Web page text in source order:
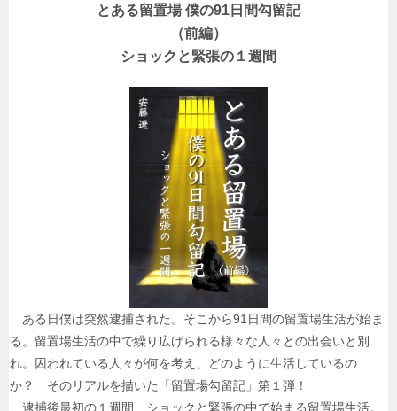
とある留置場 僕の91日間勾留記
（前編）
ショックと緊張の１週間
ある日僕は突然逮捕された。そこから91日間の留置場生活が始ま
る。留置場生活の中で繰り広げられる様々な人々との出会いと別
れ。囚われている人々が何を考え、どのように生活しているの
か？ そのリアルを描いた「留置場勾留記」第１弾！
逮捕後最初の１週間、ショックと緊張の中で始まる留置場生活。